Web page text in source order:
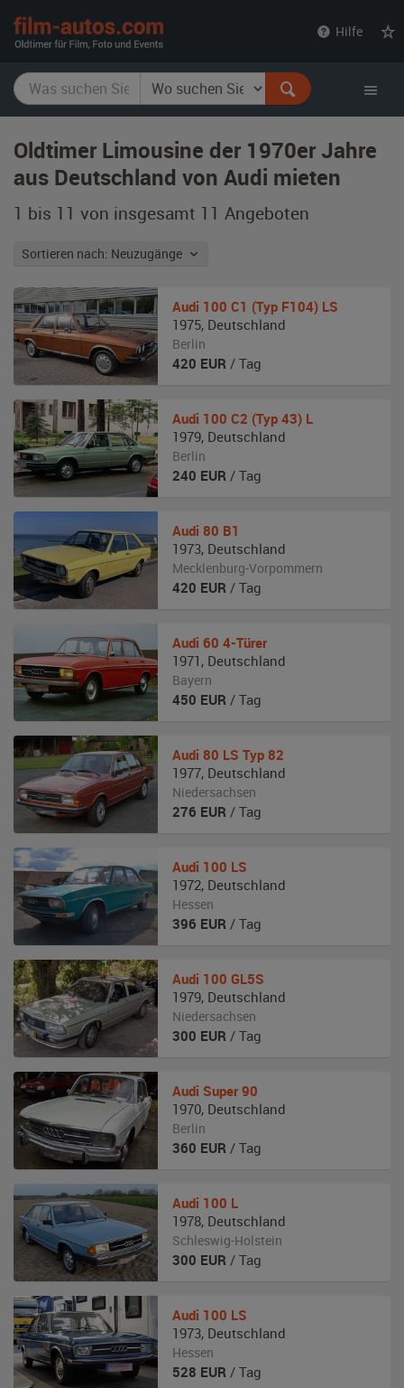
Hilfe
Oldtimer Limousine der 1970er Jahre
aus Deutschland von Audi mieten
1 bis 11 von insgesamt 11 Angeboten
Sortieren nach: Neuzugänge
Audi 100 C1 (Typ F104) LS
1975, Deutschland
Berlin
420 EUR / Tag
Audi 100 C2 (Typ 43) L
1979, Deutschland
Berlin
240 EUR / Tag
Audi 80 B1
1973, Deutschland
Mecklenburg-Vorpommern
420 EUR / Tag
Audi 60 4-Türer
1971 , Deutschland
Bayern
450 EUR / Tag
Audi 80 LS Typ 82
1977, Deutschland
Niedersachsen
276 EUR / Tag
Audi 100 LS
1972, Deutschland
Hessen
396 EUR / Tag
Audi 100 GL5S
1979, Deutschland
Niedersachsen
300 EUR / Tag
Audi Super 90
1970, Deutschland
Berlin
360 EUR / Tag
Audi 100 L
1978, Deutschland
Schleswig-Holstein
300 EUR / Tag
Audi 100 LS
1973, Deutschland
Hessen
528 EUR / Tag